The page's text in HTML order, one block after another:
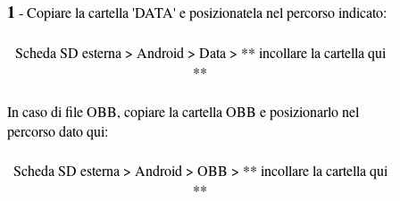
1 - Copiare la cartella 'DATA' e posizionatela nel percorso indicato:
Scheda SD esterna > Android > Data > ** incollare la cartella qui
**
In caso di file OBB, copiare la cartella OBB e posizionarlo nel
percorso dato qui:
Scheda SD esterna > Android > OBB > ** incollare la cartella qui
**